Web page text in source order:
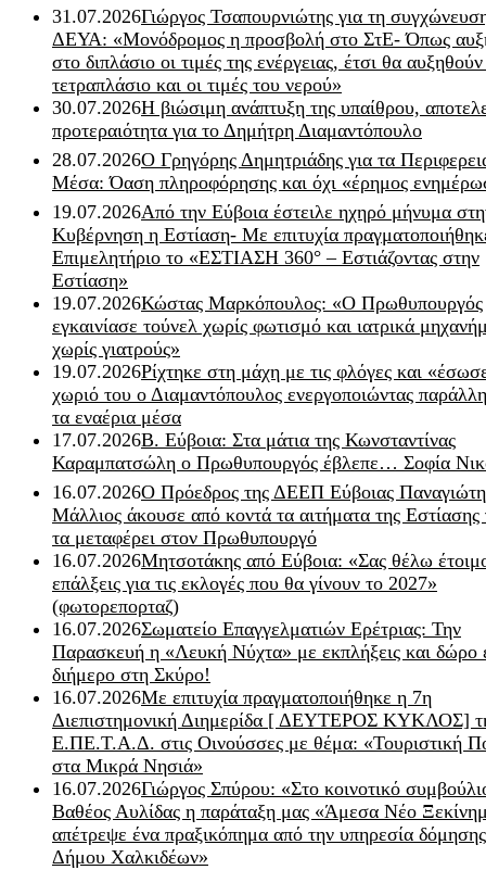
31.07.2026Γιώργος Τσαπουρνιώτης για τη
ΔΕΥΑ: «Μονόδρομος η προσβολή στο ΣτΕ- Όπως
στο διπλάσιο οι τιμές της ενέργειας, έτσι θα
τετραπλάσιο και οι τιμές του νερού»
30.07.2026Η βιώσιμη ανάπτυξη της υπαίθρου,
προτεραιότητα για το Δημήτρη Διαμαντόπουλο
28.07.2026Ο Γρηγόρης Δημητριάδης για τα
Μέσα: Όαση πληροφόρησης και όχι «έρημος
19.07.2026Από την Εύβοια έστειλε ηχηρό μήνυμα
Κυβέρνηση η Εστίαση- Με επιτυχία
Επιμελητήριο το «ΕΣΤΙΑΣΗ 360° – Εστιάζοντας στην
Εστίαση»
19.07.2026Κώστας Μαρκόπουλος: «Ο Πρωθυπουργός
εγκαινίασε τούνελ χωρίς φωτισμό και ιατρικά
χωρίς γιατρούς»
19.07.2026Ρίχτηκε στη μάχη με τις φλόγες και
χωριό του ο Διαμαντόπουλος ενεργοποιώντας
τα εναέρια μέσα
17.07.2026Β. Εύβοια: Στα μάτια της Κωνσταντίνας
Καραμπατσώλη ο Πρωθυπουργός έβλεπε… Σοφία
16.07.2026Ο Πρόεδρος της ΔΕΕΠ Εύβοιας
Μάλλιος άκουσε από κοντά τα αιτήματα της Εστίασης
τα μεταφέρει στον Πρωθυπουργό
16.07.2026Μητσοτάκης από Εύβοια: «Σας θέλω
επάλξεις για τις εκλογές που θα γίνουν το 2027»
(φωτορεπορταζ)
16.07.2026Σωματείο Επαγγελματιών Ερέτριας: Την
Παρασκευή η «Λευκή Νύχτα» με εκπλήξεις και δώρο
διήμερο στη Σκύρο!
16.07.2026Με επιτυχία πραγματοποιήθηκε η 7η
Διεπιστημονική Διημερίδα [ ΔEYΤΕΡΟΣ ΚΥΚΛΟΣ]
Ε.ΠΕ.Τ.Α.Δ. στις Οινούσσες με θέμα: «Τουριστική
στα Μικρά Νησιά»
16.07.2026Γιώργος Σπύρου: «Στο κοινοτικό
Βαθέος Αυλίδας η παράταξη μας «Άμεσα Νέο
απέτρεψε ένα πραξικόπημα από την υπηρεσία
Δήμου Χαλκιδέων»